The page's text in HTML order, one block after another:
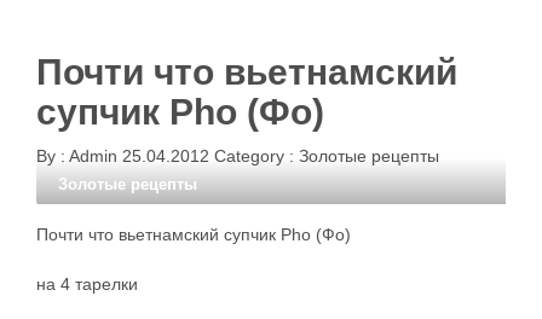
Почти что вьетнамский
супчик Pho (Фо)
By : Admin 25.04.2012 Category : Золотые рецепты
Золотые рецепты
Почти что вьетнамский супчик Pho (Фо)
на 4 тарелки